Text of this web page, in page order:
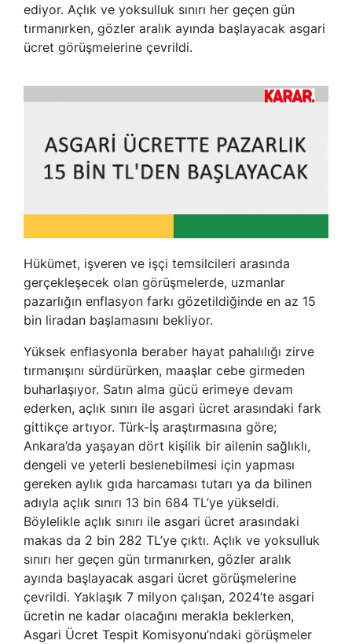
ediyor. Açlık ve yoksulluk sınırı her geçen gün
tırmanırken, gözler aralık ayında başlayacak asgari
ücret görüşmelerine çevrildi.
Hükümet, işveren ve işçi temsilcileri arasında
gerçekleşecek olan görüşmelerde, uzmanlar
pazarlığın enflasyon farkı gözetildiğinde en az 15
bin liradan başlamasını bekliyor.
Yüksek enflasyonla beraber hayat pahalılığı zirve
tırmanışını sürdürürken, maaşlar cebe girmeden
buharlaşıyor. Satın alma gücü erimeye devam
ederken, açlık sınırı ile asgari ücret arasındaki fark
gittikçe artıyor. Türk-İş araştırmasına göre;
Ankara’da yaşayan dört kişilik bir ailenin sağlıklı,
dengeli ve yeterli beslenebilmesi için yapması
gereken aylık gıda harcaması tutarı ya da bilinen
adıyla açlık sınırı 13 bin 684 TL’ye yükseldi.
Böylelikle açlık sınırı ile asgari ücret arasındaki
makas da 2 bin 282 TL’ye çıktı. Açlık ve yoksulluk
sınırı her geçen gün tırmanırken, gözler aralık
ayında başlayacak asgari ücret görüşmelerine
çevrildi. Yaklaşık 7 milyon çalışan, 2024’te asgari
ücretin ne kadar olacağını merakla beklerken,
Asgari Ücret Tespit Komisyonu’ndaki görüşmeler